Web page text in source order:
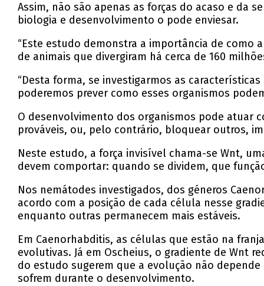
Assim, não são apenas as forças do acaso e da
biologia e desenvolvimento o pode enviesar.
“Este estudo demonstra a importância de como
de animais que divergiram há cerca de 160
“Desta forma, se investigarmos as
poderemos prever como esses organismos
O desenvolvimento dos organismos pode atuar
prováveis, ou, pelo contrário, bloquear outros,
Neste estudo, a força invisível chama-se Wnt,
devem comportar: quando se dividem, que
Nos nemátodes investigados, dos géneros
acordo com a posição de cada célula nesse
enquanto outras permanecem mais estáveis.
Em Caenorhabditis, as células que estão na
evolutivas. Já em Oscheius, o gradiente de Wnt
do estudo sugerem que a evolução não
sofrem durante o desenvolvimento.